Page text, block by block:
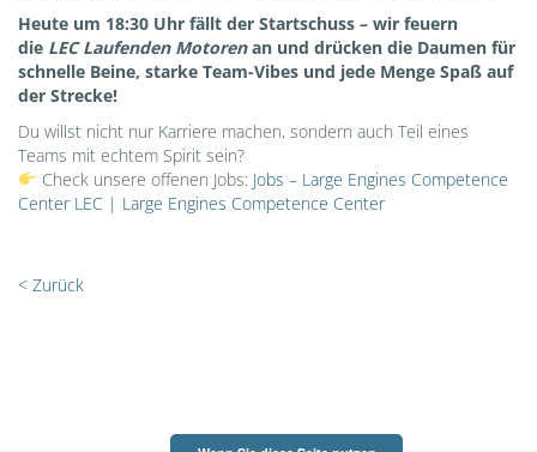
Heute um 18:30 Uhr fällt der Startschuss – wir feuern
die LEC Laufenden Motorenan und drücken die Daumen für
schnelle Beine, starke Team-Vibes und jede Menge Spaß auf
der Strecke!
Du willst nicht nur Karriere machen, sondern auch Teil eines
Teams mit echtem Spirit sein?
Check unsere offenen Jobs: Jobs – Large Engines Competence
Center LEC | Large Engines Competence Center
< Zurück